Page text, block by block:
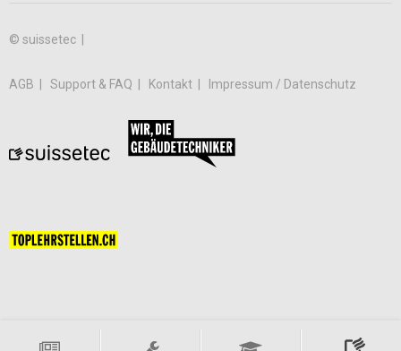
© suissetec |
AGB Support & FAQ Kontakt Impressum / Datenschutz